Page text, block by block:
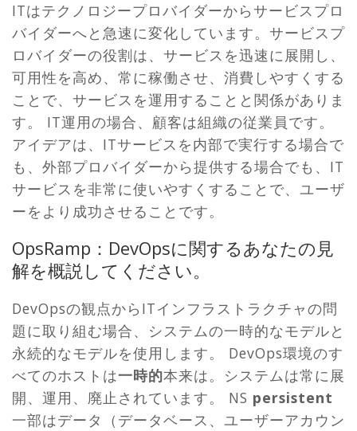
ITはテクノロジープロバイダーからサービスプロ
バイダーへと急速に変化しています。サービスプ
ロバイダーの役割は、サービスを迅速に展開し、
可用性を高め、常に稼働させ、消費しやすくする
ことで、サービスを運用することと関係がありま
す。 IT運用の場合、顧客は組織の従業員です。
アイデアは、ITサービスを内部で実行する場合で
も、外部プロバイダーから提供する場合でも、IT
サービスを非常に使いやすくすることで、ユーザ
ーをより成功させることです。
OpsRamp：DevOpsに関するあなたの見
解を概説してください。
DevOpsの観点からITインフラストラクチャの問
題に取り組む場合、システムの一時的なモデルと
永続的なモデルを使用します。 DevOps環境のす
べてのホストは一時的本来は。システムは常に展
開、運用、廃止されています。 NS persistent
一部はデータ（データベース、ユーザーアカウン